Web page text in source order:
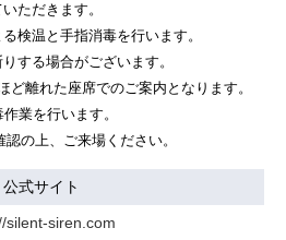
ただきます。
検温と手指消毒を行います。
する場合がございます。
ど離れた座席でのご案内となります。
業を行います。
の上、ご来場ください。
公式サイト
silent-siren.com